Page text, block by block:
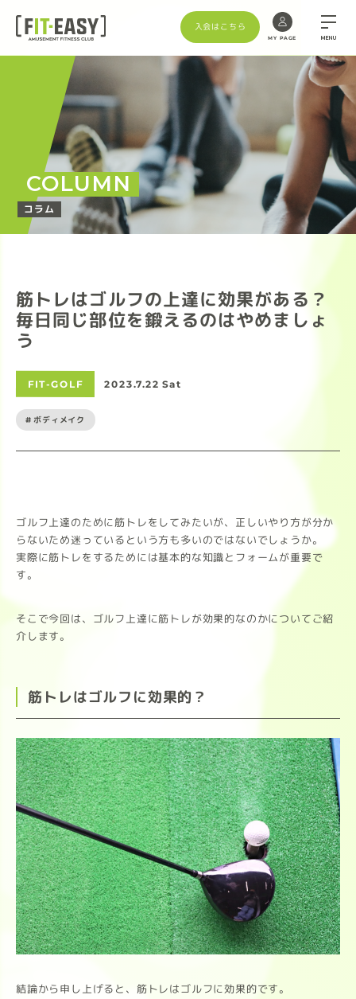
入会はこちら
MY PAGE MENU
COLUMN
コラム
筋トレはゴルフの上達に効果がある？
毎日同じ部位を鍛えるのはやめましょ
う
FIT-GOLF 2023.7.22 Sat
#ボディメイク
ゴルフ上達のために筋トレをしてみたいが、正しいやり方が分か
らないため迷っているという方も多いのではないでしょうか。
実際に筋トレをするためには基本的な知識とフォームが重要で
す。
そこで今回は、ゴルフ上達に筋トレが効果的なのかについてご紹
介します。
筋トレはゴルフに効果的？
結論から申し上げると、筋トレはゴルフに効果的です。